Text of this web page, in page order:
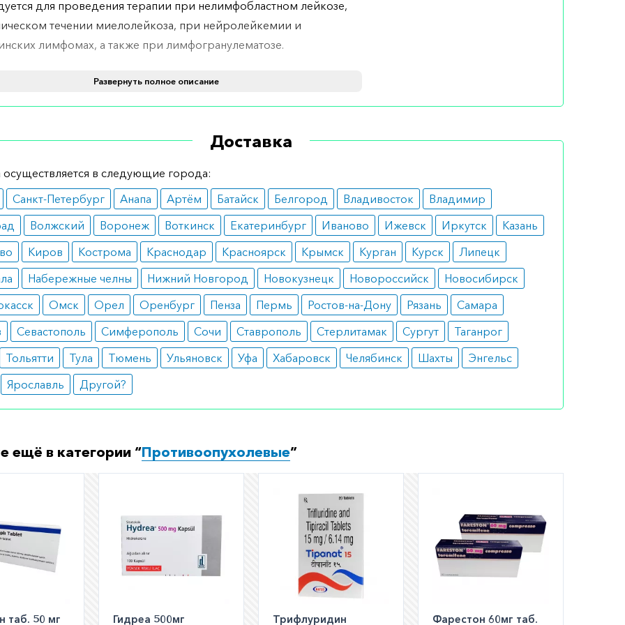
для проведения терапии при нелимфобластном лейкозе,
течении миелолейкоза, при нейролейкемии и
лимфомах, а также при лимфогранулематозе.
противопоказаниями являются период беременности и
дозировки подготовка пациента снижают риск развития
симптомов. У некоторых пациентов отмечается анемия,
а также выраженная усталость с головокружениями.
препарата напрямую зависит от стадии развития патологии,
отсутствия метастаз, а также от чувствительности пациента к
Также учитывается ранее проведенная химотерапия и ее
указания
о препарате
заказ?
заказать препарат с доставкой в аптеку-партнёра в вашем
этого Вы можете оформить бронирование на сайте или
Развернуть полное описание
Доставка
осуществляется в следующие города:
Санкт-Петербург Анапа Артём Батайск Белгород Владивосток
Владимир
Волжский Воронеж Воткинск Екатеринбург Иваново Ижевск Иркутск
Казань
Киров Кострома Краснодар Красноярск Крымск Курган Курск
Липецк
Набережные челны Нижний Новгород Новокузнецк Новороссийск
Новосибирск
Омск Орел Оренбург Пенза Пермь Ростов-на-Дону Рязань
Самара
Севастополь Симферополь Сочи Ставрополь Стерлитамак Сургут
Таганрог
Тольятти Тула Тюмень Ульяновск Уфа Хабаровск Челябинск Шахты
Энгельс
Ярославль Другой?
ещё в категории “Противоопухолевые”
таб. 50 мг Гидреа 500мг Трифлуридин Фарестон 60мг таб.